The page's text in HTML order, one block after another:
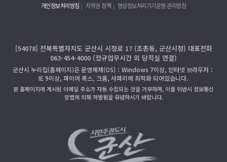
개인정보처리방침 저작권 정책 영상정보처리기기운영·관리방침
[54078] 전북특별자치도 군산시 시청로 17 (조촌동, 군산시청) 대표전화
063-454-4000 (정규업무시간 외 당직실 연결)
군산시 누리집(홈페이지)은 운영체제(OS)：Windows 7이상, 인터넷 브라우저：
IE 9이상, 파이어 폭스, 크롬, 사파리에 최적화 되어있습니다.
본 홈페이지에 게시된 이메일 주소가 자동 수집되는 것을 거부하며, 이를 위반시 정보통신
망법에 의해 처벌됨을 유념하시기 바랍니다.